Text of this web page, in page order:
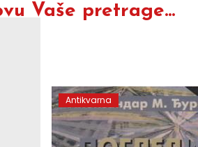
Vaše pretrage...
Antikvarna